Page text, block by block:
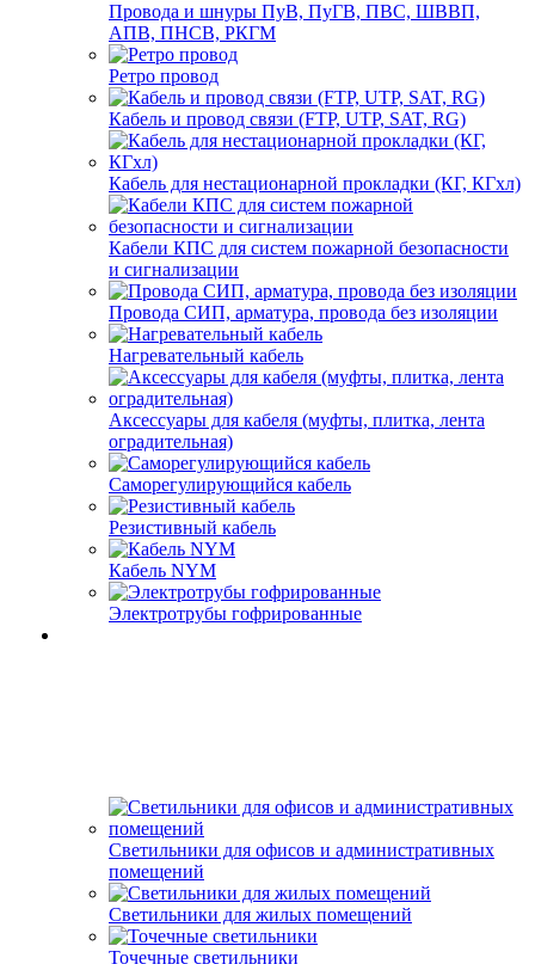
Провода и шнуры ПуВ, ПуГВ, ПВС, ШВВП,
АПВ, ПНСВ, РКГМ
Ретро провод
Кабель и провод связи (FTP, UTP, SAT, RG)
Кабель для нестационарной прокладки (КГ, КГхл)
Кабели КПС для систем пожарной безопасности
и сигнализации
Провода СИП, арматура, провода без изоляции
Нагревательный кабель
Аксессуары для кабеля (муфты, плитка, лента
оградительная)
Саморегулирующийся кабель
Резистивный кабель
Кабель NYM
Электротрубы гофрированные
Светильники для офисов и административных
помещений
Светильники для жилых помещений
Точечные светильники